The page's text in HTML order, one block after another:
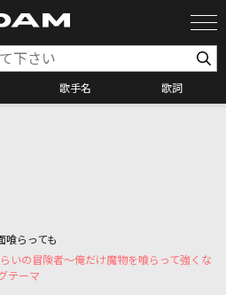
歌手名 歌詞
ケリクエスト
らっても
いの冒険者～俺だけ魔物を喰らって強くな
テーマ